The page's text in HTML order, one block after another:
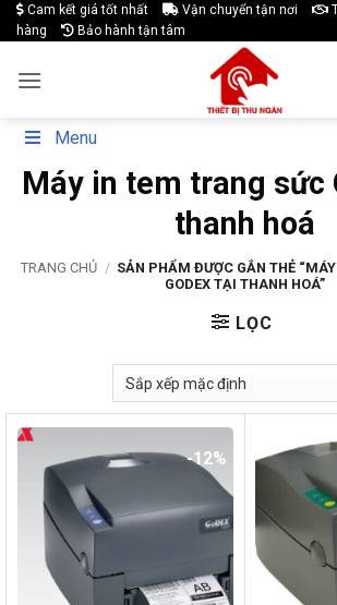
Skip
to
Cam kết giá tốt nhất Vận chuyển tận nơi
hàng
Bảo hành tận tâm
Menu
Máy in tem trang sức
thanh hoá
TRANG CHỦ / SẢN PHẨM ĐƯỢC GẮN THẺ
GODEX TẠI THANH HOÁ”
LỌC
-12%